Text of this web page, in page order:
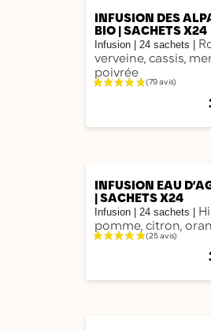
INFUSION DES
BIO | SACHETS X24
Infusion | 24 sachets |
verveine, cassis,
poivrée
INFUSION EAU
| SACHETS X24
Infusion | 24 sachets
pomme, citron,